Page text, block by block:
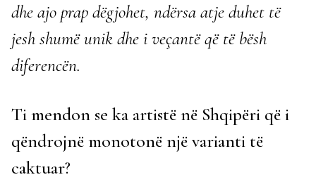
dhe ajo prap dëgjohet, ndërsa atje duhet të
jesh shumë unik dhe i veçantë që të bësh
diferencën.
Ti mendon se ka artistë në Shqipëri që i
qëndrojnë monotonë një varianti të
caktuar?